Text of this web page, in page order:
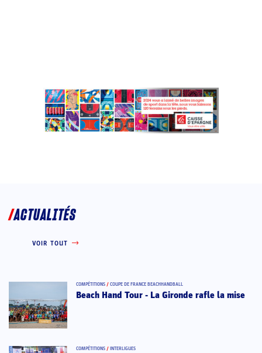
ACTUALITÉS
VOIR TOUT
COMPÉTITIONS / COUPE DE FRANCE BEACHHANDBALL
Beach Hand Tour - La Gironde rafle la mise
COMPÉTITIONS / INTERLIGUES